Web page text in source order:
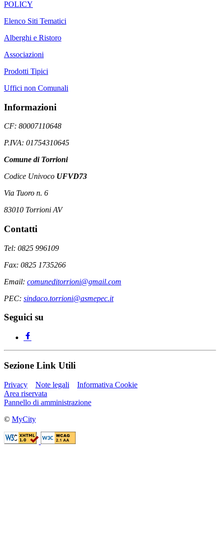
POLICY
Elenco Siti Tematici
Alberghi e Ristoro
Associazioni
Prodotti Tipici
Uffici non Comunali
Informazioni
CF: 80007110648
P.IVA: 01754310645
Comune di Torrioni
Codice Univoco UFVD73
Via Tuoro n. 6
83010 Torrioni AV
Contatti
Tel: 0825 996109
Fax: 0825 1735266
Email: comuneditorrioni@gmail.com
PEC: sindaco.torrioni@asmepec.it
Seguici su
Sezione Link Utili
Privacy Note legali
Informativa Cookie
Area riservata
Pannello di amministrazione
© MyCity